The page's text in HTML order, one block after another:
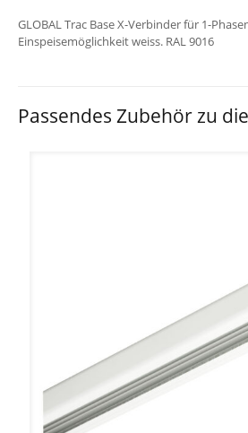
GLOBAL Trac Base X-Verbinder für 1-
Einspeisemöglichkeit weiss. RAL 9016
Passendes Zubehör zu